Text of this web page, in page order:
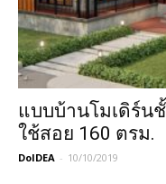
แบบบ้านโมเดิร์น
ใช้สอย 160 ตรม.
DoIDEA - 10/10/2019